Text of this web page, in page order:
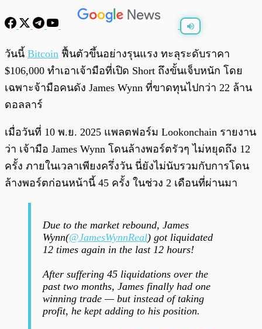
0:00
วันนี้ Bitcoin ฟื้นตัวขึ้นอย่างรุนแรง ทะลุระดับราคา
$106,000 ทำเอาเจ้ามือที่เปิด Short ถึงขั้นเจ็บหนัก โดย
เฉพาะจ้ามือคนดัง James Wynn ที่ขาดทุนไปกว่า 22 ล้าน
ดอลลาร์
เมื่อวันที่ 10 พ.ย. 2025 แพลตฟอร์ม Lookonchain รายงาน
ว่า เจ้ามือ James Wynn โดนล้างพอร์ตรัวๆ ไม่หยุดถึง 12
ครั้ง ภายในเวลาเพียงครึ่งวัน นี่ยังไม่นับรวมกับการโดน
ล้างพอร์ตก่อนหน้านี้ 45 ครั้ง ในช่วง 2 เดือนที่ผ่านมา
Due to the market rebound, James
Wynn(@JamesWynnReal) got liquidated
12 times again in the last 12 hours!
After suffering 45 liquidations over the
past two months, James finally had one
winning trade — but instead of taking
profit, he kept adding to his position.